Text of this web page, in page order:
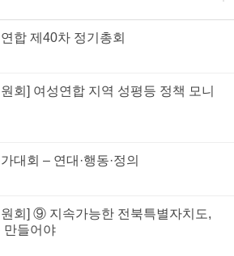
합 제40차 정기총회
회] 여성연합 지역 성평등 정책 모니
대회 – 연대·행동·정의
회] ⑨ 지속가능한 전북특별자치도,
만들어야